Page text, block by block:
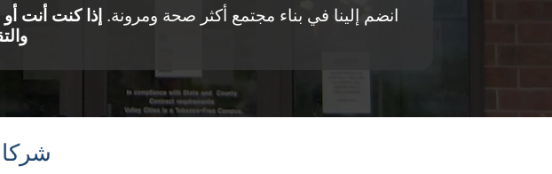
انضم إلينا في بناء مجتمع أكثر صحة ومرونة. إذا كنت أنت